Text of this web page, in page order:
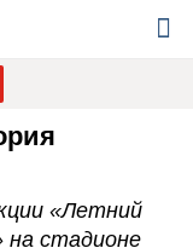
«Летний
на стадионе